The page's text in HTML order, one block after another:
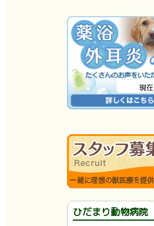
現在
ひだまり動物病院